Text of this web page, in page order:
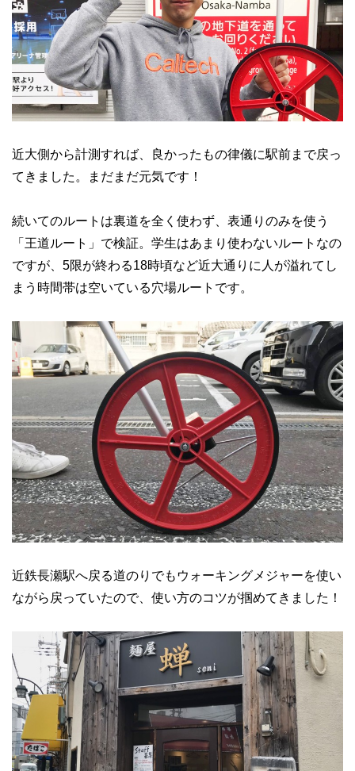
近大側から計測すれば、良かったもの律儀に駅前まで戻っ
てきました。まだまだ元気です！
続いてのルートは裏道を全く使わず、表通りのみを使う
「王道ルート」で検証。学生はあまり使わないルートなの
ですが、5限が終わる18時頃など近大通りに人が溢れてし
まう時間帯は空いている穴場ルートです。
近鉄長瀬駅へ戻る道のりでもウォーキングメジャーを使い
ながら戻っていたので、使い方のコツが掴めてきました！